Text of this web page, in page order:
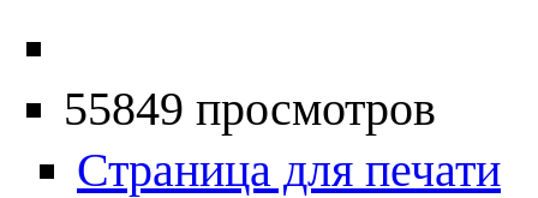
55849 просмотров
Страница для печати